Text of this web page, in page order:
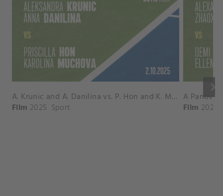
keyboard_arrow_right
A. Krunic and A. Danilina vs. P. Hon and K. Muchova Match Highlights - BEIJING_Capital Group Diamond ( October 02, 2025)
Film 2025 Sport Film 2026